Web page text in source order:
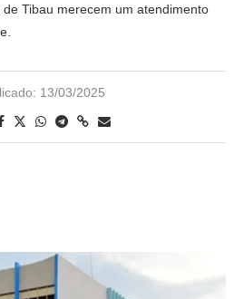
Tibau merecem um atendimento
13/03/2025